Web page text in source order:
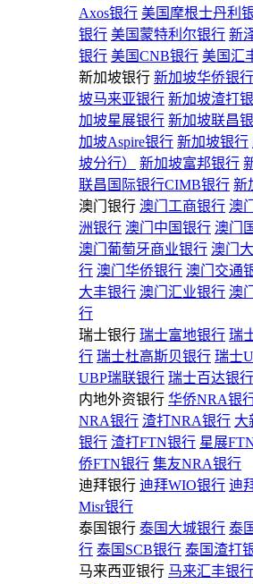
Axos银行 美国摩根士丹利
银行 美国蒙特利尔银行 新
银行 美国CNB银行 美国汇
新加坡银行 新加坡华侨银行
坡马来亚银行 新加坡渣打
加坡星展银行 新加坡联昌
加坡Aspire银行 新加坡银行
坡分行）
新加坡富邦银行
联昌国际银行CIMB银行 新
澳门银行 澳门工商银行 澳
洲银行 澳门中国银行 澳门
澳门葡萄牙商业银行 澳门
行 澳门华侨银行 澳门交通
大丰银行 澳门汇业银行 澳
行
瑞士银行 瑞士富地银行 瑞
行 瑞士杜高斯贝银行 瑞士
UBP瑞联银行 瑞士百达银行
内地外资银行 华侨NRA银
NRA银行 渣打NRA银行 大
银行 渣打FTN银行 星展
侨FTN银行 集友NRA银行
迪拜银行 迪拜WIO银行 迪
Misr银行
泰国银行 泰国大城银行 泰
行 泰国SCB银行 泰国渣打
马来西亚银行 马来汇丰银行